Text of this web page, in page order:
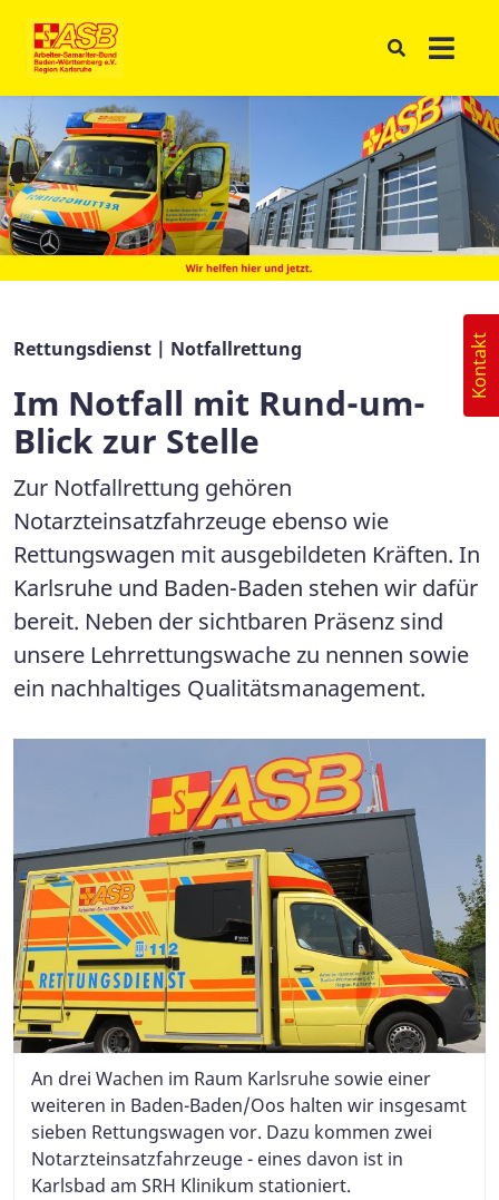
Rettungsdienst | Notfallrettung
Im Notfall mit Rund-um-
Blick zur Stelle
Zur Notfallrettung gehören
Notarzteinsatzfahrzeuge ebenso wie
Rettungswagen mit ausgebildeten Kräften. In
Karlsruhe und Baden-Baden stehen wir dafür
bereit. Neben der sichtbaren Präsenz sind
unsere Lehrrettungswache zu nennen sowie
ein nachhaltiges Qualitätsmanagement.
An drei Wachen im Raum Karlsruhe sowie einer
weiteren in Baden-Baden/Oos halten wir insgesamt
sieben Rettungswagen vor. Dazu kommen zwei
Notarzteinsatzfahrzeuge - eines davon ist in
Karlsbad am SRH Klinikum stationiert.
Kontakt